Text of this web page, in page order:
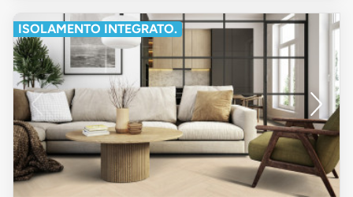
ISOLAMENTO INTEGRATO.